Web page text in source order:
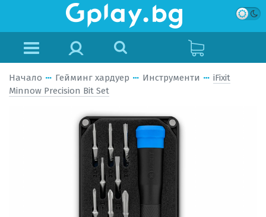
Начало Гейминг хардуер Инструменти
iFixit
Minnow Precision Bit Set